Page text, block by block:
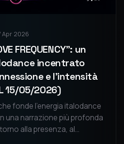
Apr 2026
FREQUENCY": un
incentrato
e l'intensità
15/05/2026)
fonde l'energia italodance
una narrazione più profonda
alla presenza, al